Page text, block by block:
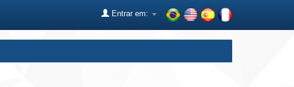
Entrar em: